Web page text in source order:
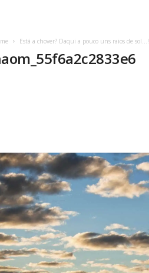
Está a chover? Daqui a pouco uns raios de sol…!